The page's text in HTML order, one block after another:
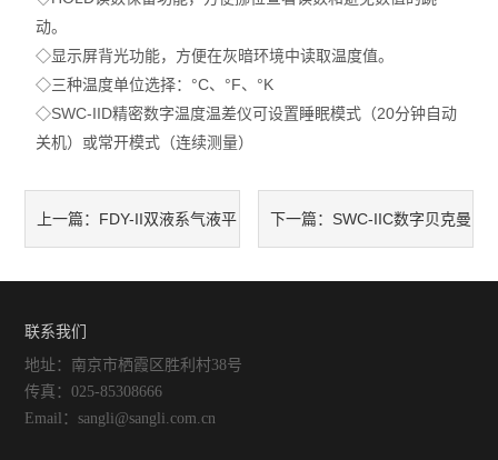
动。
◇显示屏背光功能，方便在灰暗环境中读取温度值。
◇三种温度单位选择：°C、°F、°K
◇SWC-IID精密数字温度温差仪可设置睡眠模式（20分钟自动
关机）或常开模式（连续测量）
上一篇： FDY-II双液系气液平
求
下一篇： SWC-IIC数字贝克曼
联系我们
地址：南京市栖霞区胜利村38号
传真：025-85308666
Email：sangli@sangli.com.cn